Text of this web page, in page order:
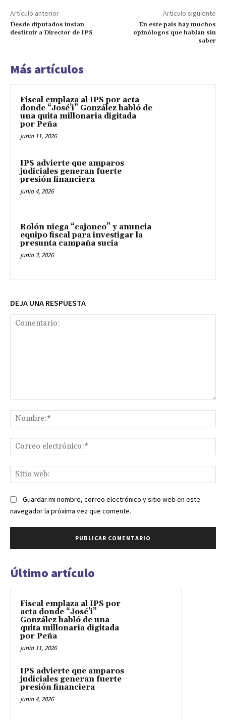
Artículo anterior
Desde diputados instan
destituir a Director de IPS
Artículo siguiente
En este país hay muchos
opinólogos que hablan sin
saber
Más artículos
Fiscal emplaza al IPS por acta
donde “José’i” González habló de
una quita millonaria digitada
por Peña
junio 11, 2026
IPS advierte que amparos
judiciales generan fuerte
presión financiera
junio 4, 2026
Rolón niega “cajoneo” y anuncia
equipo fiscal para investigar la
presunta campaña sucia
junio 3, 2026
DEJA UNA RESPUESTA
Guardar mi nombre, correo electrónico y sitio web en este
navegador la próxima vez que comente.
Último artículo
Fiscal emplaza al IPS por
acta donde “José’i”
González habló de una
quita millonaria digitada
por Peña
junio 11, 2026
IPS advierte que amparos
judiciales generan fuerte
presión financiera
junio 4, 2026